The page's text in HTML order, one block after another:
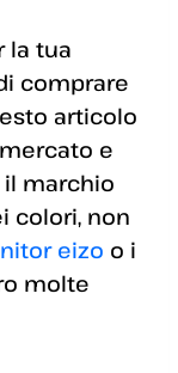
la tua
comprare
articolo
e
marchio
colori, non
nitor eizo o i
molte